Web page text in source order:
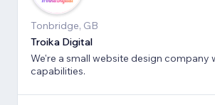
Tonbridge, GB
Troika Digital
We're a small website design company
capabilities.